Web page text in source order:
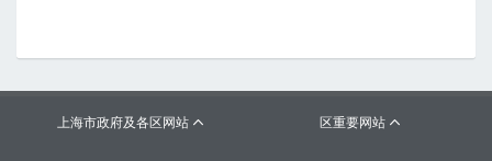
上海市政府及各区网站  区重要网站 